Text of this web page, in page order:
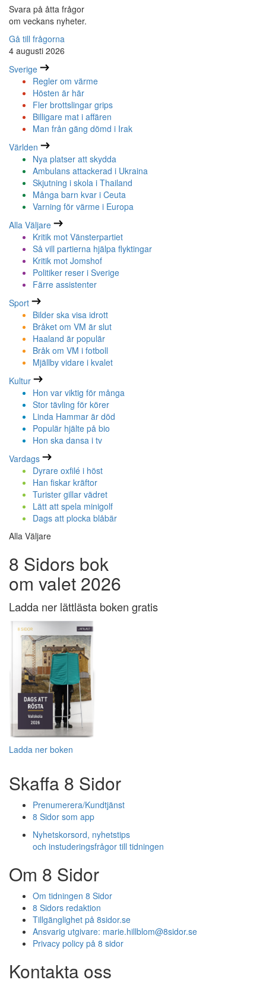
Svara på åtta frågor
om veckans nyheter.
Gå till frågorna
4 augusti 2026
Sverige
Regler om värme
Hösten är här
Fler brottslingar grips
Billigare mat i affären
Man från gäng dömd i Irak
Världen
Nya platser att skydda
Ambulans attackerad i Ukraina
Skjutning i skola i Thailand
Många barn kvar i Ceuta
Varning för värme i Europa
Alla Väljare
Kritik mot Vänsterpartiet
Så vill partierna hjälpa flyktingar
Kritik mot Jomshof
Politiker reser i Sverige
Färre assistenter
Sport
Bilder ska visa idrott
Bråket om VM är slut
Haaland är populär
Bråk om VM i fotboll
Mjällby vidare i kvalet
Kultur
Hon var viktig för många
Stor tävling för körer
Linda Hammar är död
Populär hjälte på bio
Hon ska dansa i tv
Vardags
Dyrare oxfilé i höst
Han fiskar kräftor
Turister gillar vädret
Lätt att spela minigolf
Dags att plocka blåbär
Alla Väljare
8 Sidors bok
om valet 2026
Ladda ner lättlästa boken gratis
Ladda ner boken
Skaffa 8 Sidor
Prenumerera/Kundtjänst
8 Sidor som app
Nyhetskorsord, nyhetstips
och instuderingsfrågor till tidningen
Om 8 Sidor
Om tidningen 8 Sidor
8 Sidors redaktion
Tillgänglighet på 8sidor.se
Ansvarig utgivare: marie.hillblom@8sidor.se
Privacy policy på 8 sidor
Kontakta oss